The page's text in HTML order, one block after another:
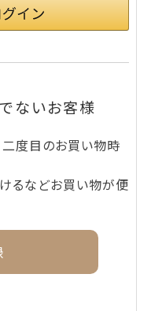
ないお客様
二度目のお買い物時
るなどお買い物が便